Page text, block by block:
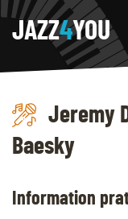
JAZZ4YOU
Jeremy
Baesky
Information